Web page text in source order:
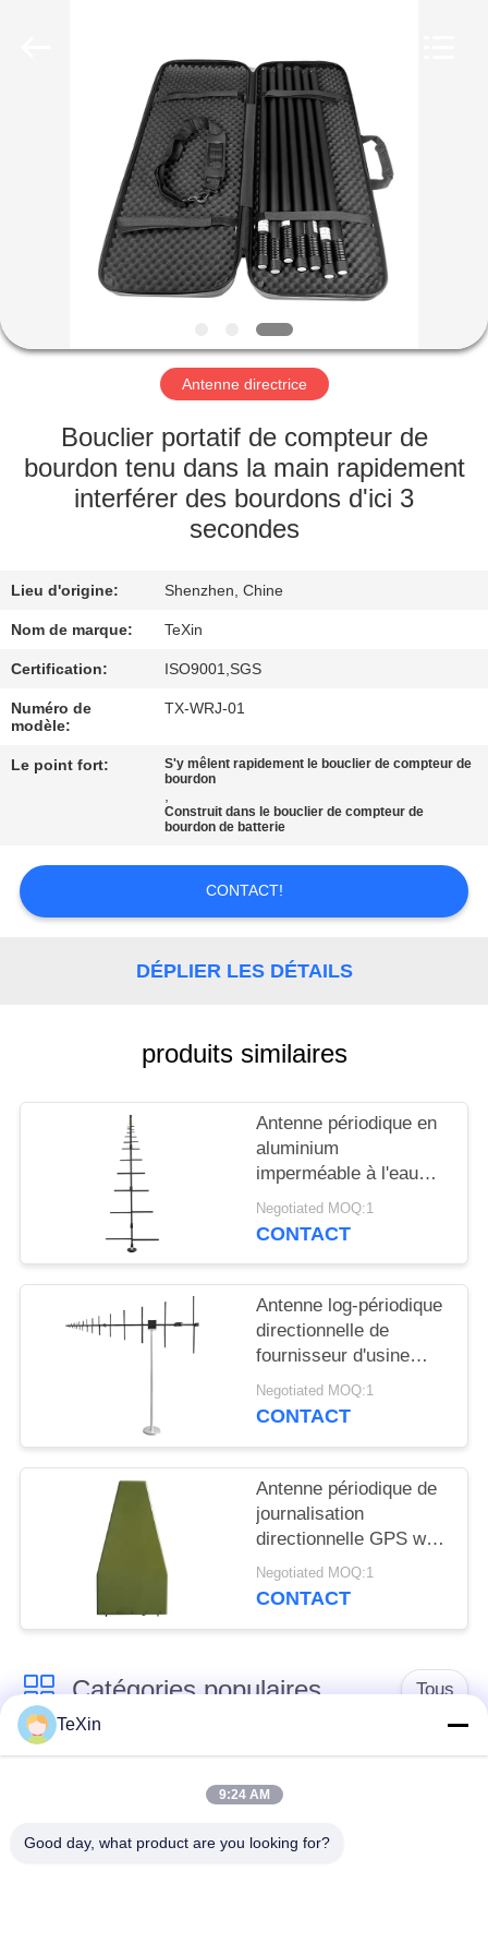
PRODUITS
SUJET
DE
NOUS
VISITE
D'USINE
QUALITÉ
CONTACTEZ-
NOUS
NOUVELLES
DEMANDEZ
CITATION
PRIVACY
POLICY
Antenne directrice
Bouclier portatif de compteur de
bourdon tenu dans la main rapidement
interférer des bourdons d'ici 3
secondes
Lieu d'origine: Shenzhen, Chine
Nom de marque: TeXin
Certification: ISO9001,SGS
Numéro de
modèle:
TX-WRJ-01
Le point fort:
S'y mêlent rapidement le bouclier de compteur de
bourdon
,
Construit dans le bouclier de compteur de
bourdon de batterie
CONTACT!
DÉPLIER LES DÉTAILS
produits similaires
Antenne périodique en
aluminium
imperméable à l'eau
100W large bande 100-
1000mhz
Negotiated MOQ:1
CONTACT
Antenne log-périodique
directionnelle de
fournisseur d'usine
100-7000 MHz pour la
communication
Negotiated MOQ:1
CONTACT
Antenne périodique de
journalisation
directionnelle GPS wifi
GNSS 1500mhz pour le
brouilleur anti-drone
Negotiated MOQ:1
CONTACT
Catégories populaires Tous
Module de brouilleur
module de brouillage
de drone
Module de brouilleur
amplificateur de
TeXin
9:24 AM
Good day, what product are you looking for?